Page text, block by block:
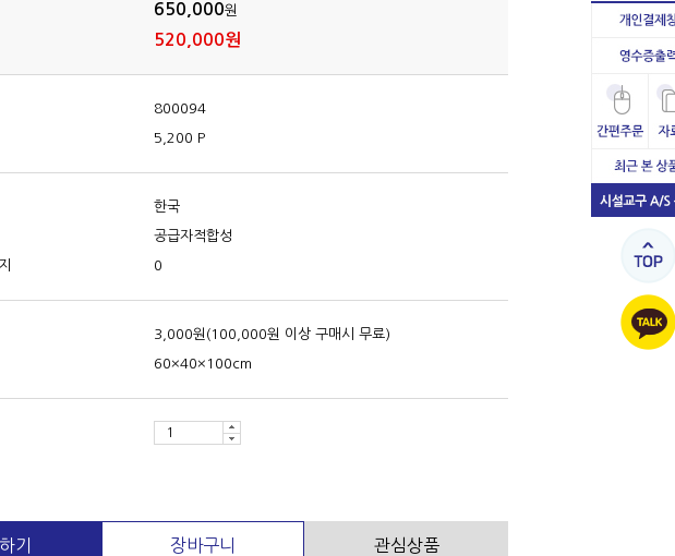
650,000원
520,000원
800094
5,200 P
한국
공급자적합성
0
3,000원(100,000원 이상 구매시 무료)
60×40×100cm
기 장바구니 관심상품